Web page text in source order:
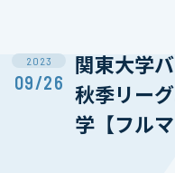
2023
09/26
関東大学
秋季リー
学【フルマ